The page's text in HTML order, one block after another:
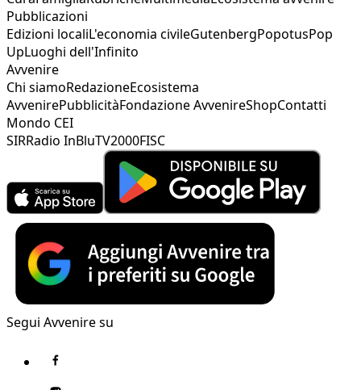
Pubblicazioni
Edizioni localiL'economia civileGutenbergPopotusPop
UpLuoghi dell'Infinito
Avvenire
Chi siamoRedazioneEcosistema
AvvenirePubblicitàFondazione AvvenireShopContatti
Mondo CEI
SIRRadio InBluTV2000FISC
Segui Avvenire su